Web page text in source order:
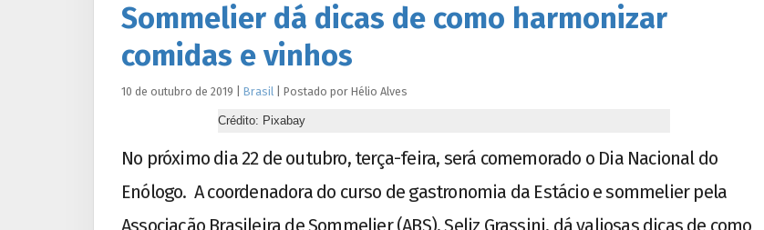
Sommelier dá dicas de como harmonizar
comidas e vinhos
10 de outubro de 2019 Brasil Postado por Hélio Alves
Crédito: Pixabay
No próximo dia 22 de outubro, terça-feira, será comemorado o Dia Nacional do
Enólogo. A coordenadora do curso de gastronomia da Estácio e sommelier pela
Associação Brasileira de Sommelier (ABS), Seliz Grassini, dá valiosas dicas de como